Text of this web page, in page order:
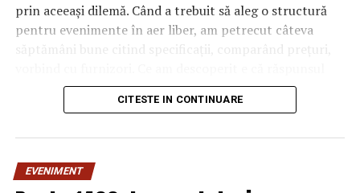
prin aceeași dilemă. Când a trebuit să aleg o structură
pentru evenimente în aer liber, am petrecut câteva
săptămâni bune citind specificații, comparând prețuri,
„corect” depinde mult de context, de cât de des muți
pavilionul și de ce condiții meteo ai de înfruntat.
materialului mai mult decât
CITESTE IN CONTINUARE
EVENIMENT